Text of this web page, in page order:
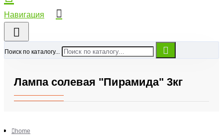
Поиск по каталогу...
Лампа солевая "Пирамида" 3кг
home